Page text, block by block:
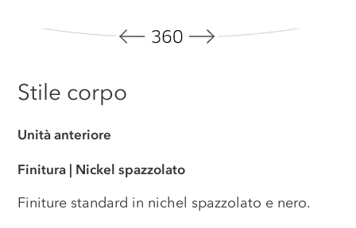
Stile corpo
Unità anteriore
Finitura | Nickel spazzolato
Finiture standard in nichel spazzolato e nero.